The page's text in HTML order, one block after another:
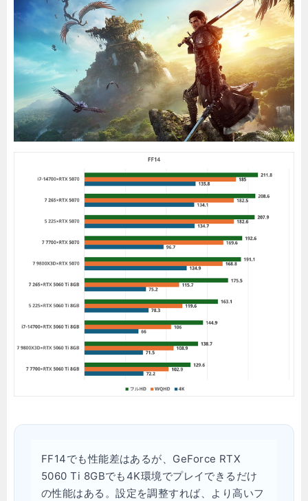
FF14でも性能差はあるが、GeForce RTX
5060 Ti 8GBでも4K環境でプレイできるだけ
の性能はある。設定を調整すれば、より高いフ